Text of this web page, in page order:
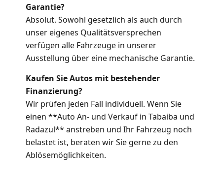
Garantie?
Absolut. Sowohl gesetzlich als auch durch
unser eigenes Qualitätsversprechen
verfügen alle Fahrzeuge in unserer
Ausstellung über eine mechanische Garantie.
Kaufen Sie Autos mit bestehender
Finanzierung?
Wir prüfen jeden Fall individuell. Wenn Sie
einen **Auto An- und Verkauf in Tabaiba und
Radazul** anstreben und Ihr Fahrzeug noch
belastet ist, beraten wir Sie gerne zu den
Ablösemöglichkeiten.